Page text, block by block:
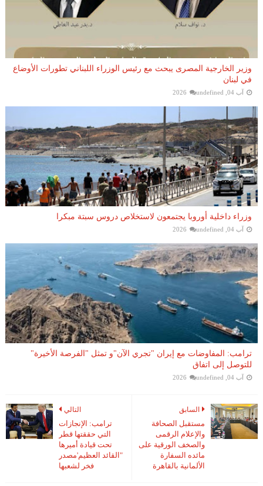
وزير الخارجية المصرى يبحث مع رئيس الوزراء اللبناني تطورات الأوضاع
في لبنان
آب 04, 2026 undefined
وزراء داخلية أوروبا يجتمعون لاستخلاص دروس سبتة مبكرا
آب 04, 2026 undefined
ترامب: المفاوضات مع إيران "تجري الآن"و تمثل "الفرصة الأخيرة"
للتوصل إلى اتفاق
آب 04, 2026 undefined
التالي
ترامب: الإنجازات
التي حققتها قطر
تحت قيادة أميرها
"القائد العظيم'مصدر
فخر لشعبها
السابق
مستقبل الصحافة
والإعلام الرقمى
والصخف الورقية على
مائده السفارة
الألمانية بالقاهرة